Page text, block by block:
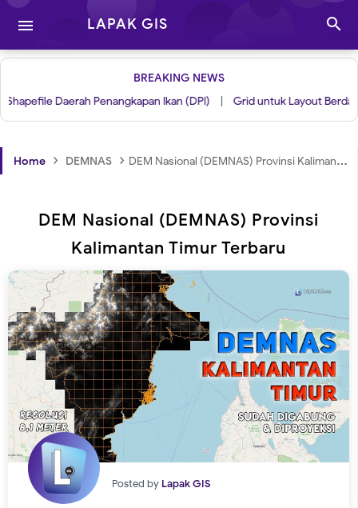
 LAPAK GIS 
BREAKING NEWS
Daerah Penangkapan Ikan (DPI)
| Grid untuk Layout
Home › DEMNAS › DEM Nasional (DEMNAS) Provinsi Kalimantan Timur Terbaru
DEM Nasional (DEMNAS) Provinsi
Kalimantan Timur Terbaru
Posted by Lapak GIS